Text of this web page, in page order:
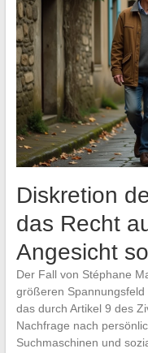
Diskretion
das Recht
Angesicht
Der Fall von Stéphane
größeren Spannungsfeld
das durch Artikel 9 des
Nachfrage nach
Suchmaschinen und